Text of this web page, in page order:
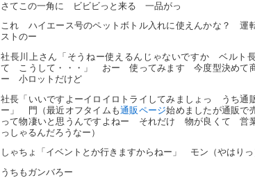
さてこの一角に ビビビっと来る 一品がっ
これ ハイエース号のペットボトル入れに使えんかな？ 運
ストのー
社長川上さん「そうねー使えるんじゃないですか ベルト
て こうして・・・」 おー 使ってみます 今度型決めて商
ー 小ロットだけど
社長「いいですよーイロイロトライしてみましょっ うち通
ー」 門（最近オフタイムも通販ページ始めましたが通販で
って物凄いと思うんですよねー それだけ 物が良くて 営
っしゃるんだろうなー）
しゃちょ「イベントとか行きますからねー」 モン（やはりっ
うちもガンバろー